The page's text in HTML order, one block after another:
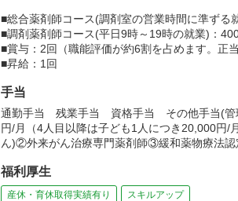
■総合薬剤師コース(調剤室の営業時間に準ずる
■調剤薬剤師コース(平日9時～19時の就業)：
■賞与：2回（職能評価が約6割を占めます。正
■昇給：1回
手当
通勤手当 残業手当 資格手当 その他手当(管
円/月（4人目以降は子ども1人につき20,000円
ん)②外来がん治療専門薬剤師③緩和薬物療法認
福利厚生
産休・育休取得実績有り スキルアップ